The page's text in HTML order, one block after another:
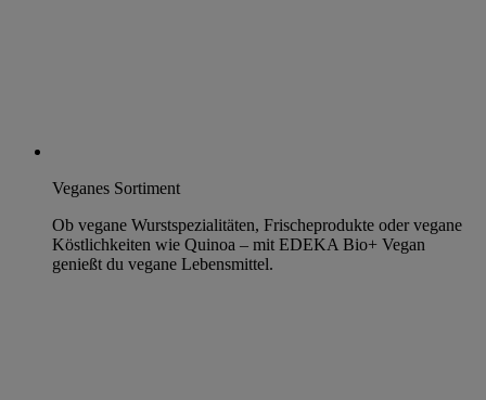
Veganes Sortiment
Ob vegane Wurstspezialitäten, Frischeprodukte oder vegane
Köstlichkeiten wie Quinoa – mit EDEKA Bio+ Vegan
genießt du vegane Lebensmittel.